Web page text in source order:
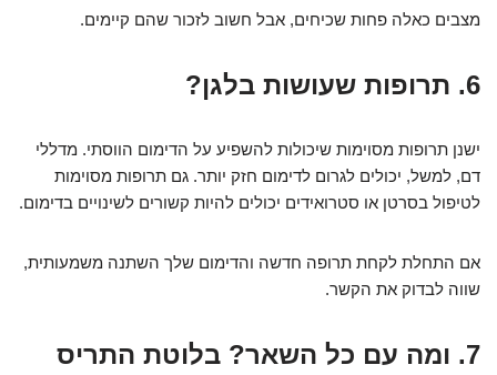
מצבים כאלה פחות שכיחים, אבל חשוב לזכור שהם קיימים.
6. תרופות שעושות בלגן?
ישנן תרופות מסוימות שיכולות להשפיע על הדימום הווסתי. מדללי
דם, למשל, יכולים לגרום לדימום חזק יותר. גם תרופות מסוימות
לטיפול בסרטן או סטרואידים יכולים להיות קשורים לשינויים בדימום.
אם התחלת לקחת תרופה חדשה והדימום שלך השתנה משמעותית,
שווה לבדוק את הקשר.
7. ומה עם כל השאר? בלוטת התריס